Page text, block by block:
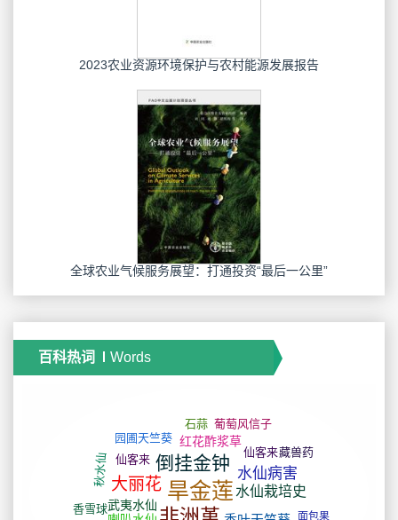
2023农业资源环境保护与农村能源发展报告
全球农业气候服务展望：打通投资“最后一公里”
百科热词 Words